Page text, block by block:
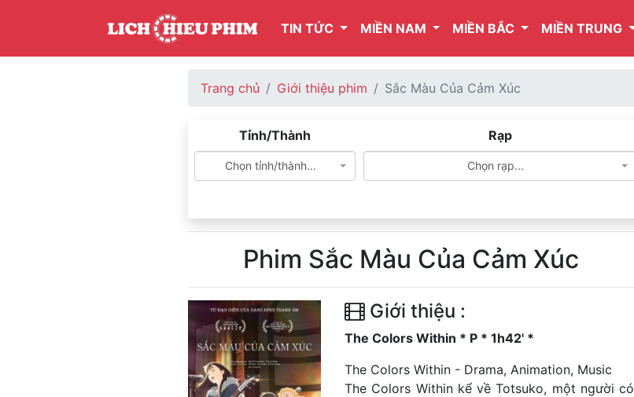
TIN TỨC MIỀN NAM MIỀN BẮC MIỀN TRUNG
Trang chủ Giới thiệu phim Sắc Màu Của Cảm Xúc
Tỉnh/Thành
Chọn tỉnh/thành...
Rạp
Chọn rạp...
Phim Sắc Màu Của Cảm Xúc
Giới thiệu :
The Colors Within * P * 1h42' *
The Colors Within - Drama, Animation, Music
The Colors Within kể về Totsuko, một người có